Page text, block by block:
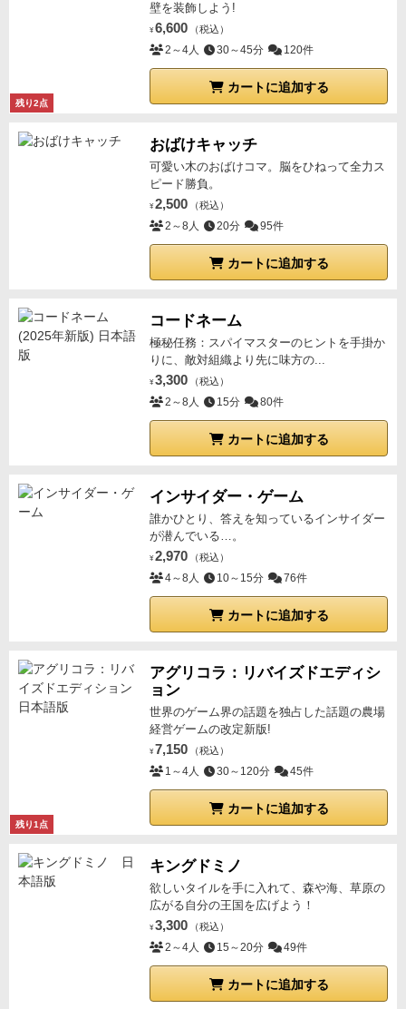
残り2点
壁を装飾しよう!
¥ 6,600 （税込）
2～4人 30～45分 120件
カートに追加する
おばけキャッチ
可愛い木のおばけコマ。脳をひねって全力ス
ピード勝負。
¥ 2,500 （税込）
2～8人 20分 95件
カートに追加する
コードネーム
極秘任務：スパイマスターのヒントを手掛か
りに、敵対組織より先に味方の...
¥ 3,300 （税込）
2～8人 15分 80件
カートに追加する
インサイダー・ゲーム
誰かひとり、答えを知っているインサイダー
が潜んでいる…。
¥ 2,970 （税込）
4～8人 10～15分 76件
カートに追加する
残り1点
アグリコラ：リバイズドエディシ
ョン
世界のゲーム界の話題を独占した話題の農場
経営ゲームの改定新版!
¥ 7,150 （税込）
1～4人 30～120分 45件
カートに追加する
キングドミノ
欲しいタイルを手に入れて、森や海、草原の
広がる自分の王国を広げよう！
¥ 3,300 （税込）
2～4人 15～20分 49件
カートに追加する